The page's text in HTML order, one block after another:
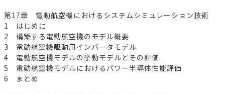
第17章 電動航空機におけるシステムシミュレーション技術
1 はじめに
2 構築する電動航空機のモデル概要
3 電動航空機駆動用インバータモデル
4 電動航空機モデルの挙動モデルとその評価
5 電動航空機モデルにおけるパワー半導体性能評価
6 まとめ